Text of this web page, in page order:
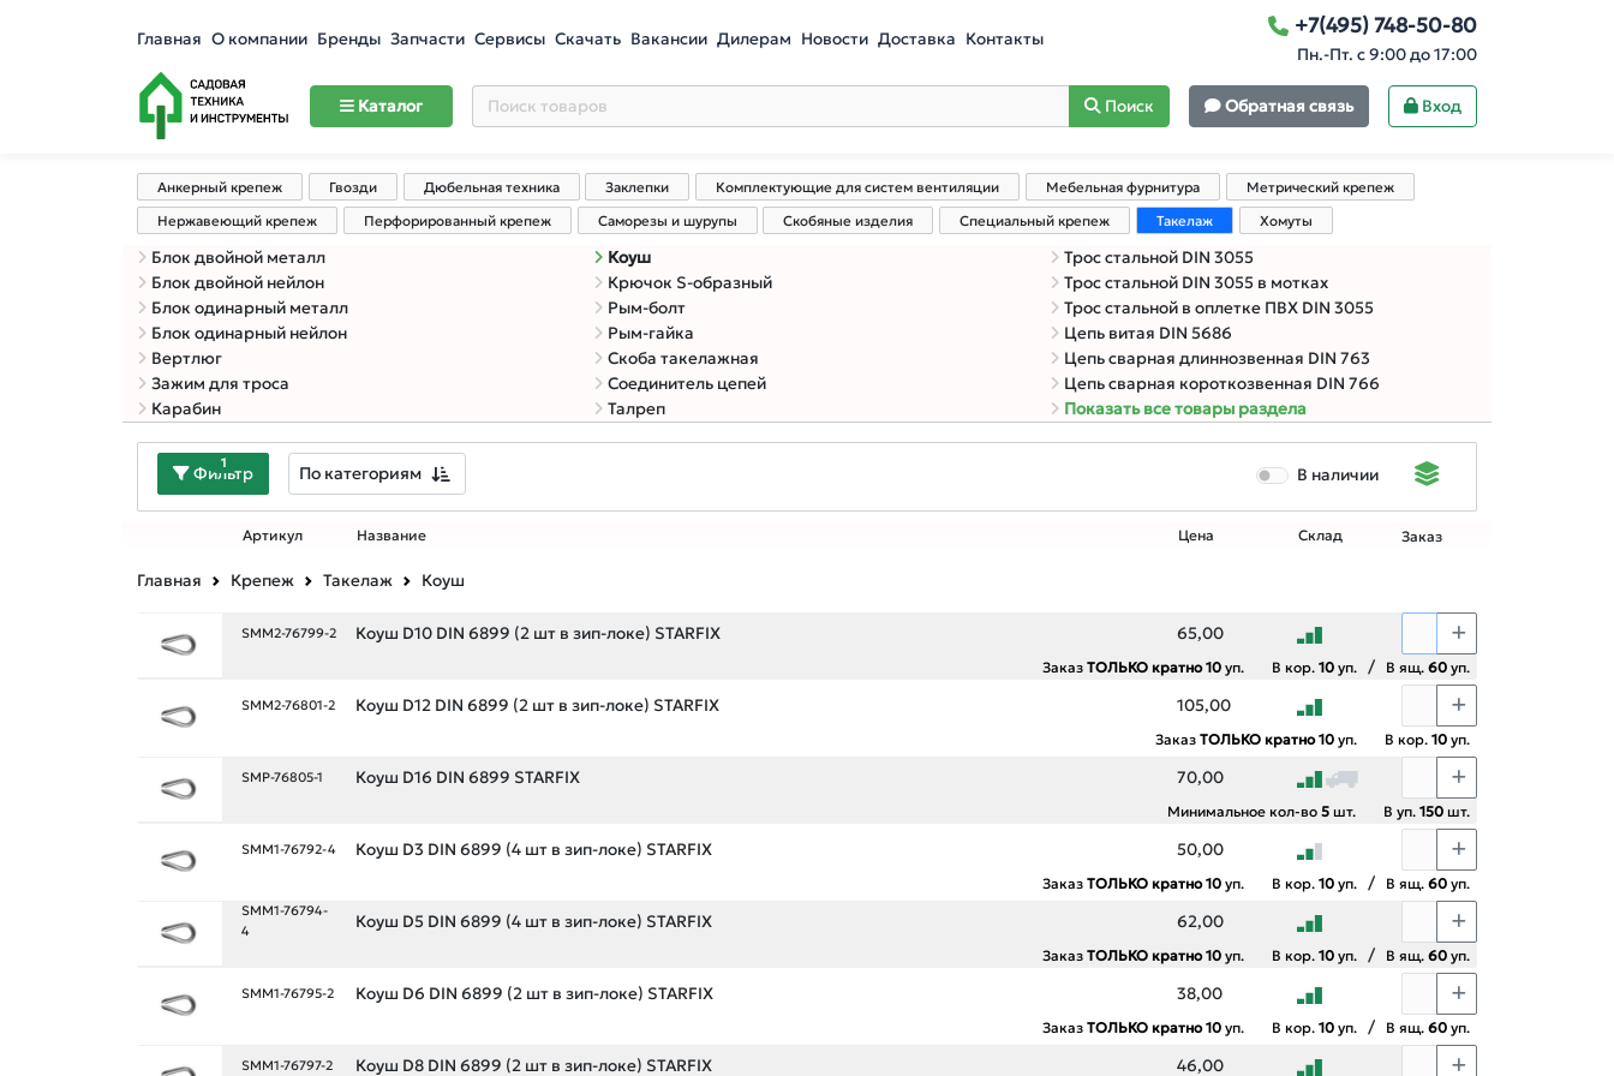
Главная О компании Бренды Запчасти Сервисы Скачать Вакансии Дилерам Новости Доставка Контакты +7(495) 748-50-80
Пн.-Пт. с 9:00 до 17:00
Каталог Поиск Обратная связь Вход
Анкерный крепеж Гвозди Дюбельная техника Заклепки Комплектующие для систем вентиляции Мебельная фурнитура
Метрический крепеж
Нержавеющий крепеж
Перфорированный крепеж Саморезы и шурупы Скобяные изделия Специальный крепеж Такелаж Хомуты
Блок двойной металл
Блок двойной нейлон
Блок одинарный металл
Блок одинарный нейлон
Вертлюг
Зажим для троса
Карабин
Коуш
Крючок S-образный
Рым-болт
Рым-гайка
Скоба такелажная
Соединитель цепей
Талреп
Трос стальной DIN 3055
Трос стальной DIN 3055 в мотках
Трос стальной в оплетке ПВХ DIN 3055
Цепь витая DIN 5686
Цепь сварная длиннозвенная DIN 763
Цепь сварная короткозвенная DIN 766
Показать все товары раздела
Фильтр
1 По категориям В наличии
Артикул Название Цена Склад Заказ
Главная Крепеж Такелаж Коуш
SMM2-76799-2 Коуш D10 DIN 6899 (2 шт в зип-локе) STARFIX 65,00
Заказ ТОЛЬКО кратно 10 уп. В кор. 10 уп. / В ящ. 60 уп.
SMM2-76801-2 Коуш D12 DIN 6899 (2 шт в зип-локе) STARFIX 105,00
Заказ ТОЛЬКО кратно 10 уп. В кор. 10 уп.
SMP-76805-1 Коуш D16 DIN 6899 STARFIX 70,00
Минимальное кол-во 5 шт. В уп. 150 шт.
SMM1-76792-4 Коуш D3 DIN 6899 (4 шт в зип-локе) STARFIX 50,00
Заказ ТОЛЬКО кратно 10 уп. В кор. 10 уп. / В ящ. 60 уп.
SMM1-76794-
4
Коуш D5 DIN 6899 (4 шт в зип-локе) STARFIX 62,00
Заказ ТОЛЬКО кратно 10 уп. В кор. 10 уп. / В ящ. 60 уп.
SMM1-76795-2 Коуш D6 DIN 6899 (2 шт в зип-локе) STARFIX 38,00
Заказ ТОЛЬКО кратно 10 уп. В кор. 10 уп. / В ящ. 60 уп.
SMM1-76797-2 Коуш D8 DIN 6899 (2 шт в зип-локе) STARFIX 46,00